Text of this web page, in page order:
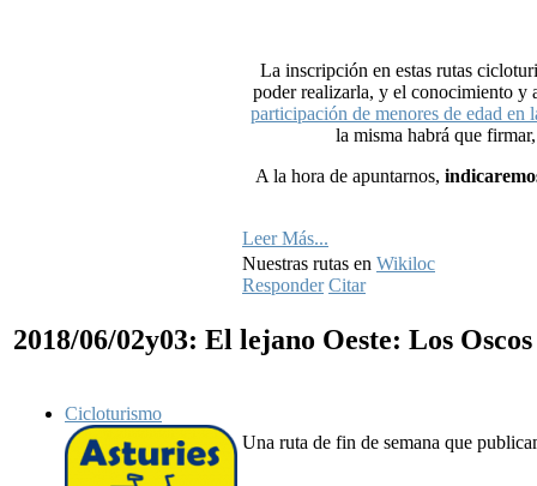
La inscripción en estas rutas
poder realizarla, y el conocimiento y
participación de menores de edad
la misma habrá que
A la hora de apuntarnos,
Leer Más...
Nuestras rutas en Wikiloc
Responder Citar
2018/06/02y03: El lejano Oeste: Los
Cicloturismo
Una ruta de fin de semana que